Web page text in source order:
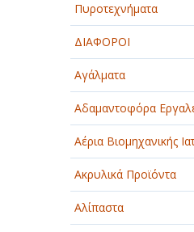
Πυροτεχνήματα
ΔΙΑΦΟΡΟΙ
Αγάλματα
Αδαμαντοφόρα
Αέρια Βιομηχανικής
Ακρυλικά Προϊόντα
Αλίπαστα